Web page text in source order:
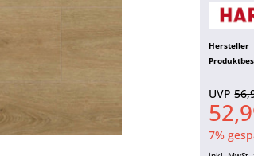
Hersteller
UVP
7%